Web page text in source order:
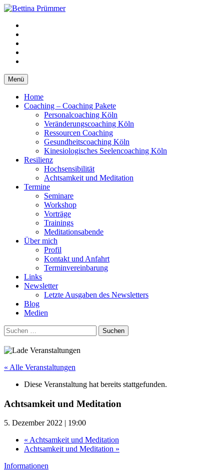
Springe
Inhalt
Menü
Home
Coaching – Coaching Pakete
Personalcoaching Köln
Veränderungscoaching Köln
Ressourcen Coaching
Gesundheitscoaching Köln
Kinesiologisches Seelencoaching Köln
Resilienz
Hochsensibilität
Achtsamkeit und Meditation
Termine
Seminare
Workshop
Vorträge
Trainings
Meditationsabende
Über mich
Profil
Kontakt und Anfahrt
Terminvereinbarung
Links
Newsletter
Letzte Ausgaben des Newsletters
Blog
Medien
Suchen
nach:
« Alle Veranstaltungen
Diese Veranstaltung hat bereits stattgefunden.
Achtsamkeit und Meditation
5. Dezember 2022 | 19:00
« Achtsamkeit und Meditation
Achtsamkeit und Meditation »
Informationen